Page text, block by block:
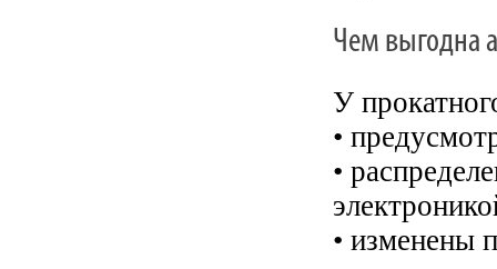
Чем выгодна
У
•
•
• изменены